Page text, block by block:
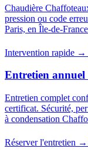
Chaudière
pression ou code
Paris, en Île-de-
Intervention rapide →
Entretien
Entretien complet
certificat. Sécurité,
à condensation
Réserver l'entretien →